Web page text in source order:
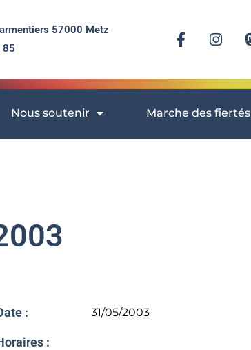
57000 Metz
85​
Nous soutenir Marche des fiertés
: 31/05/2003
: